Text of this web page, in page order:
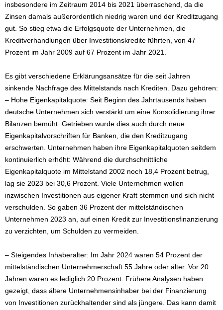
insbesondere im Zeitraum 2014 bis 2021 überraschend, da die
Zinsen damals außerordentlich niedrig waren und der Kreditzugang
gut. So stieg etwa die Erfolgsquote der Unternehmen, die
Kreditverhandlungen über Investitionskredite führten, von 47
Prozent im Jahr 2009 auf 67 Prozent im Jahr 2021.
Es gibt verschiedene Erklärungsansätze für die seit Jahren
sinkende Nachfrage des Mittelstands nach Krediten. Dazu gehören:
– Hohe Eigenkapitalquote: Seit Beginn des Jahrtausends haben
deutsche Unternehmen sich verstärkt um eine Konsolidierung ihrer
Bilanzen bemüht. Getrieben wurde dies auch durch neue
Eigenkapitalvorschriften für Banken, die den Kreditzugang
erschwerten. Unternehmen haben ihre Eigenkapitalquoten seitdem
kontinuierlich erhöht: Während die durchschnittliche
Eigenkapitalquote im Mittelstand 2002 noch 18,4 Prozent betrug,
lag sie 2023 bei 30,6 Prozent. Viele Unternehmen wollen
inzwischen Investitionen aus eigener Kraft stemmen und sich nicht
verschulden. So gaben 36 Prozent der mittelständischen
Unternehmen 2023 an, auf einen Kredit zur Investitionsfinanzierung
zu verzichten, um Schulden zu vermeiden.
– Steigendes Inhaberalter: Im Jahr 2024 waren 54 Prozent der
mittelständischen Unternehmerschaft 55 Jahre oder älter. Vor 20
Jahren waren es lediglich 20 Prozent. Frühere Analysen haben
gezeigt, dass ältere Unternehmensinhaber bei der Finanzierung
von Investitionen zurückhaltender sind als jüngere. Das kann damit